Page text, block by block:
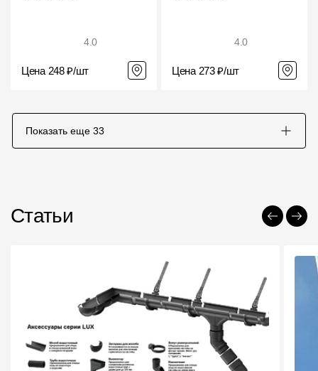
4.0
Цена 248 ₽/шт
4.0
Цена 273 ₽/шт
Показать еще 33
Статьи